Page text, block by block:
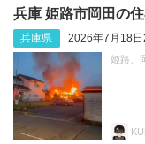
兵庫 姫路市岡田の
兵庫県 2026年7月18
姫路、